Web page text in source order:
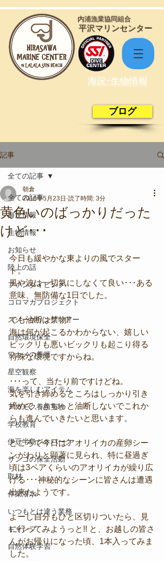
​平沢マリンセンター
​内浦漁業協同組合
海況･生物情報
ブログ
記事
全ての記事
海況情報
生物情報
お知らせ
陸上の話
ファンダイビング
コロマガプロジェクト
スノーケリングツアー
自然環境保全
ワカメの養殖
星空観察
海を楽しむアイテム
アカモク養殖実験
学校教育
伊豆半島ジオパーク
サンゴの保全活動
取材
作業潜水
いつもとは違う業務
キャンプ
自然体験学習
全ての記事
黄色いのばっかりだった
けど･･･
朝倉
2018年5月23日 読了時間: 3分
今日も緩やかな東よりの風でスター
ト。
風や波は一切気にしなくて良い･･･ある
意味、無防備な1日でした。
でも油断は禁物!!
海は何が起こるかわからない、嬉しい
ビックリも悪いビックリも起こり得る
特殊な環境ですからね。
･･･って、当たり前ですけどね。
気を引き締めるところはしっかり引き
締めて、きちっと油断しないでこれか
らも進んでいきたいと思います。
ところで今日はアオリイカの産卵シー
ンがわりと顕著に見られ、特に昼過ぎ
頃は3ペアくらいのアオリイカが繰り広
げる･･･神秘的なシーンに皆さんは遭遇
出来たようです。
よーし自分もひと区切りついたら、見
に行ってみようっと!! と、お越しの皆さ
んがお帰りになった頃、1本入ってみま
した。